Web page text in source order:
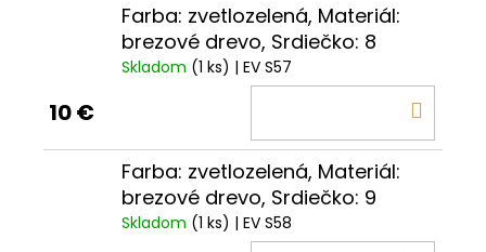
Farba: zvetlozelená, Materiál:
brezové drevo, Srdiečko: 8
Skladom (1 ks) | EV S57
10 €
Farba: zvetlozelená, Materiál:
brezové drevo, Srdiečko: 9
Skladom (1 ks) | EV S58